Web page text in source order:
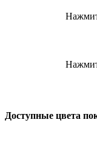
Доступные цвета